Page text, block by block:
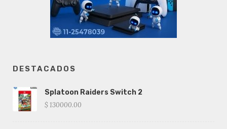
DESTACADOS
Splatoon Raiders Switch 2
$ 130000.00